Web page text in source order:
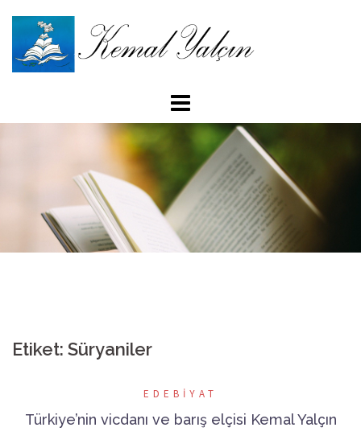
Etiket: Süryaniler
EDEBIYAT
Türkiye’nin vicdanı ve barış elçisi Kemal Yalçın